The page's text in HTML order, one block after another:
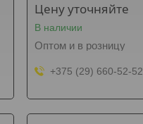
Цену уточняйте
В наличии
Оптом и в розницу
+375 (29) 660-52-52